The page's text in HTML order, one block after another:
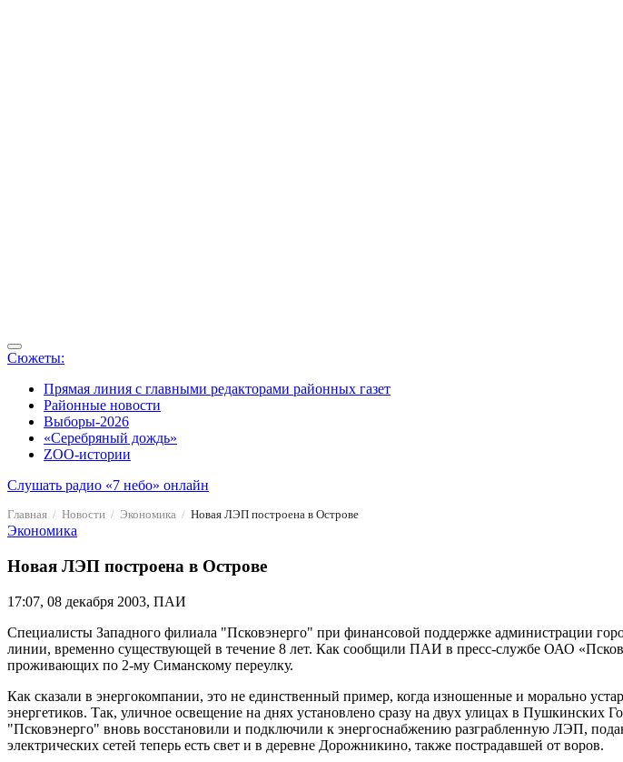
Сюжеты:
Прямая линия с главными редакторами районных газет
Районные новости
Выборы-2026
«Серебряный дождь»
ZOO-истории
Слушать радио «7 небо» онлайн
Главная Новости Экономика Новая ЛЭП построена в Острове
Экономика
Новая ЛЭП построена в Острове
17:07, 08 декабря 2003, ПАИ
Специалисты Западного филиала "Псковэнерго" при финансовой поддержке администрации
линии, временно существующей в течение 8 лет. Как сообщили ПАИ в пресс-службе ОАО
проживающих по 2-му Симанскому переулку.
Как сказали в энергокомпании, это не единственный пример, когда изношенные и морально
энергетиков. Так, уличное освещение на днях установлено сразу на двух улицах в
"Псковэнерго" вновь восстановили и подключили к энергоснабжению разграбленную ЛЭП,
электрических сетей теперь есть свет и в деревне Дорожникино, также пострадавшей от воров.